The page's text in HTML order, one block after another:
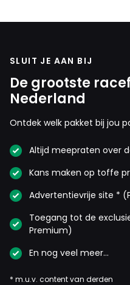
SLUIT JE AAN BIJ
De grootste
Nederland
Ontdek welk pakket bij jou
Altijd meepraten over
Kans maken op toffe
Advertentievrije site *
Toegang tot de
Premium)
En nog veel meer…
* m.u.v. content van derden